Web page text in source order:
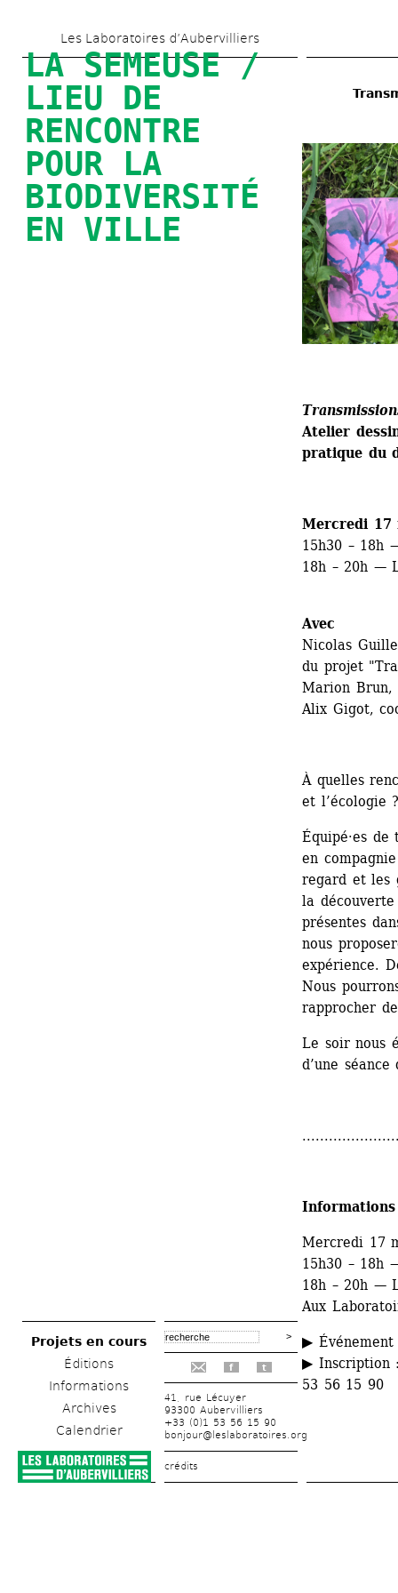
au
contenu
principal
Les Laboratoires d’Aubervilliers
LA SEMEUSE /
LIEU DE
RENCONTRE
POUR LA
BIODIVERSITÉ
EN VILLE
Projets en cours
Éditions
Informations
Archives
Calendrier
f t
41, rue Lécuyer
93300 Aubervilliers
+33 (0)1 53 56 15 90
bonjour@leslaboratoires.org
crédits
Atelier
pratique du
Mercredi 17
15h30 – 18h
18h – 20h —
Avec
Nicolas
du projet
Marion Brun,
Alix Gigot,
À quelles
et l’écologie
Équipé·es
en
regard et les
la découverte
présentes
nous
expérience.
Nous
rapprocher
Le soir nous
d’une
Mercredi 17
15h30 – 18h
18h – 20h —
Aux
▶
▶
53 56 15 90